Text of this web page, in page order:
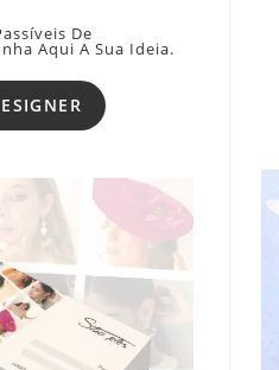
De
Aqui A Sua Ideia.